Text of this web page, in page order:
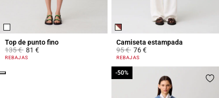
Top de punto fino
Price reduced from
135 €to81 €
5 out of 5 Customer Rating
REBAJAS
Camiseta estampada
Price reduced from
95 €to76 €
5 out of 5 Customer Rating
REBAJAS
-50%
-50%